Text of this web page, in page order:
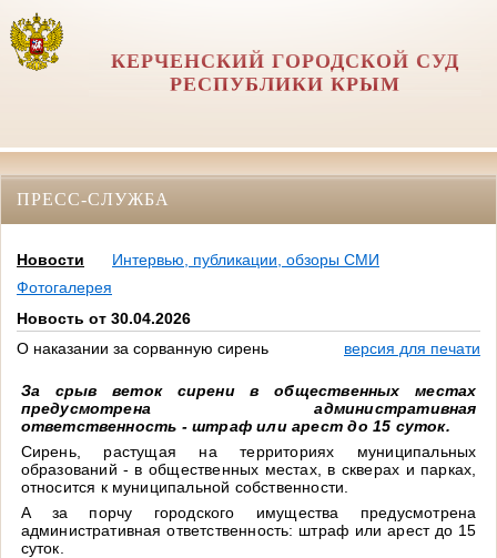
КЕРЧЕНСКИЙ ГОРОДСКОЙ СУД
РЕСПУБЛИКИ КРЫМ
ПРЕСС-СЛУЖБА
Новости
Интервью, публикации, обзоры СМИ
Фотогалерея
Новость от 30.04.2026
О наказании за сорванную сирень
версия для печати
За срыв веток сирени в общественных местах
предусмотрена административная
ответственность - штраф или арест до 15 суток.
Сирень, растущая на территориях муниципальных
образований - в общественных местах, в скверах и парках,
относится к муниципальной собственности.
А за порчу городского имущества предусмотрена
административная ответственность: штраф или арест до 15
суток.